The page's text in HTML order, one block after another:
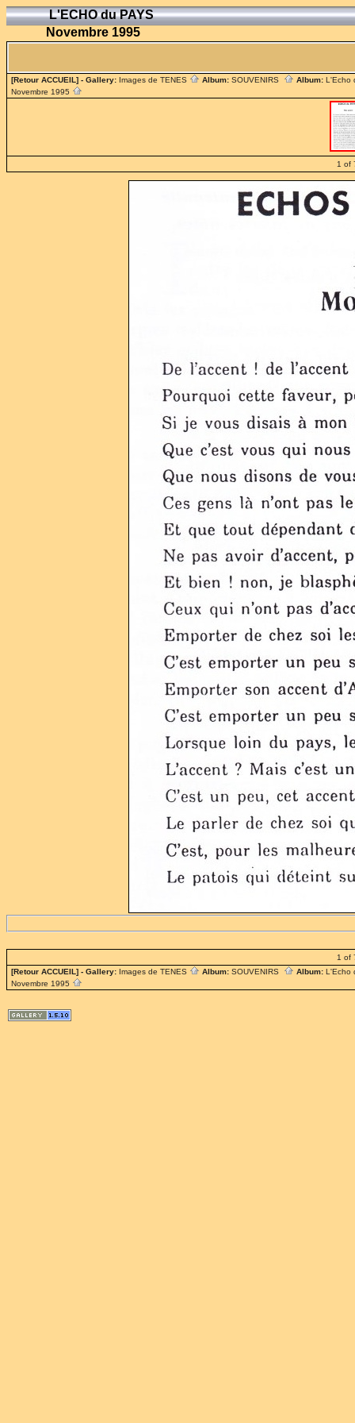
L'ECHO du PAYS
Novembre 1995
[Retour ACCUEIL] - Gallery: Images de TENES Album: SOUVENIRS Album: L'Echo
Novembre 1995
1 of
1 of
[Retour ACCUEIL] - Gallery: Images de TENES Album: SOUVENIRS Album: L'Echo
Novembre 1995